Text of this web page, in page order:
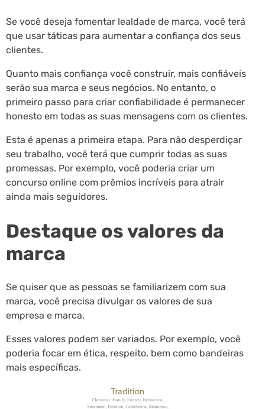
Se você deseja fomentar lealdade de marca, você terá
que usar táticas para aumentar a confiança dos seus
clientes.
Quanto mais confiança você construir, mais confiáveis
serão sua marca e seus negócios. No entanto, o
primeiro passo para criar confiabilidade é permanecer
honesto em todas as suas mensagens com os clientes.
Esta é apenas a primeira etapa. Para não desperdiçar
seu trabalho, você terá que cumprir todas as suas
promessas. Por exemplo, você poderia criar um
concurso online com prêmios incríveis para atrair
ainda mais seguidores.
Destaque os valores da
marca
Se quiser que as pessoas se familiarizem com sua
marca, você precisa divulgar os valores de sua
empresa e marca.
Esses valores podem ser variados. Por exemplo, você
poderia focar em ética, respeito, bem como bandeiras
mais específicas.